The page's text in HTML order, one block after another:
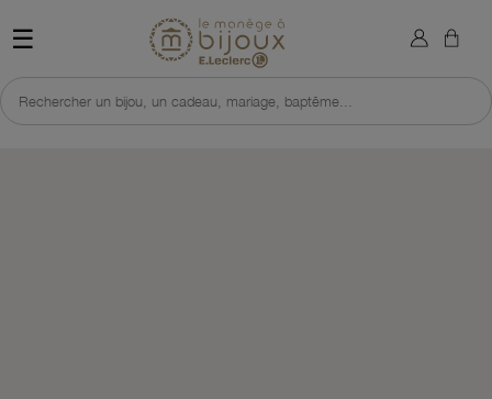
☰ Retour à l'accueil du site
Rechercher un bijou, un cadeau, mariage, baptême...
×